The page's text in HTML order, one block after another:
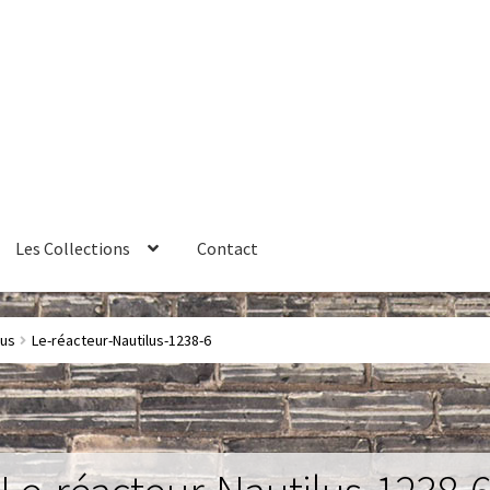
Les Collections Contact
de venteContactCouteauxCréations sur commande
HuîtreLa philosophieLampe à poserLes Collections
1 – Les Machines Fondatrices
Le-réacteur-Nautilus-1238-6